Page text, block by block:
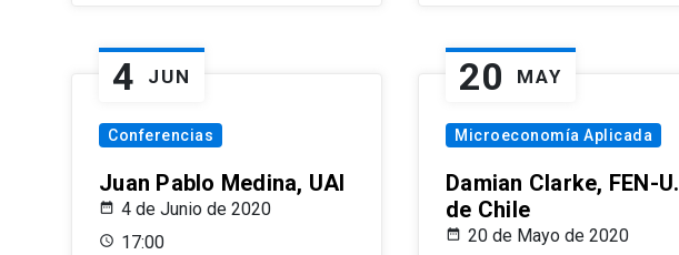
4 JUN
Conferencias
Juan Pablo Medina, UAI
4 de Junio de 2020
17:00
20 MAY
Microeconomía Aplicada
Damian Clarke, FEN-U.
de Chile
20 de Mayo de 2020